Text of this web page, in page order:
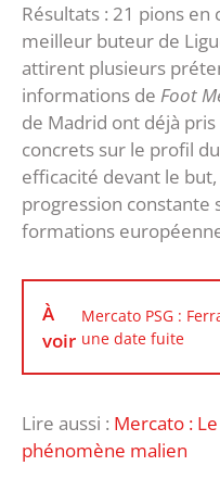
Résultats : 21 pions
meilleur buteur de
attirent plusieurs
informations de Foot
de Madrid ont déjà
concrets sur le profil
efficacité devant le
progression constante
formations
À
voir
Mercato PSG :
une date fuite
Lire aussi : Mercato :
phénomène malien